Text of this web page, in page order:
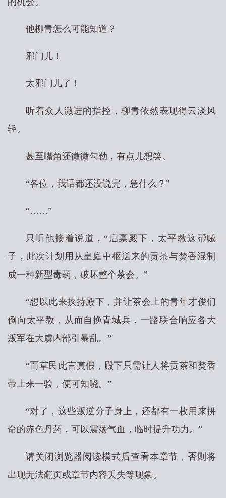
他柳青怎么可能知道？
邪门儿！
太邪门儿了！
听着众人激进的指控，柳青依然表现得云淡风
轻。
甚至嘴角还微微勾勒，有点儿想笑。
“各位，我话都还没说完，急什么？”
“……”
只听他接着说道，“启禀殿下，太平教这帮贼
子，此次计划用从皇庭中枢送来的贡茶与焚香混制
成一种新型毒药，破坏整个茶会。”
“想以此来挟持殿下，并让茶会上的青年才俊们
倒向太平教，从而自挽青城兵，一路联合响应各大
叛军在大虞内部引暴乱。”
“而草民此言真假，殿下只需让人将贡茶和焚香
带上来一验，便可知晓。”
“对了，这些叛逆分子身上，还都有一枚用来拼
命的赤色丹药，可以震荡气血，临时提升功力。”
请关闭浏览器阅读模式后查看本章节，否则将
出现无法翻页或章节内容丢失等现象。